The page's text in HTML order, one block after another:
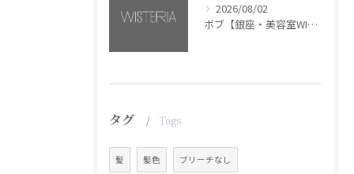
2026/08/02
ボブ【銀座・美容室WISTERIA】
タグ Tags
髪 髪色 ブリーチなし